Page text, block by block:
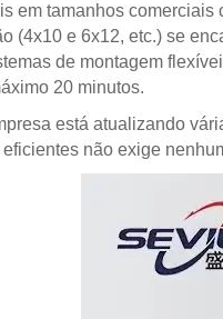
em tamanhos
(4x10 e 6x12, etc.) se
de montagem
20 minutos.
está atualizando
não exige